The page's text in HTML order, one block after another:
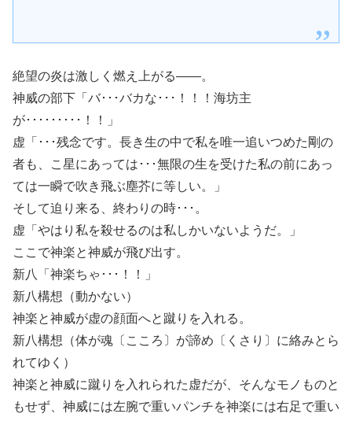
絶望の炎は激しく燃え上がる――。
神威の部下「バ･･･バカな･･･！！！海坊主
が･････････！！」
虚「･･･残念です。長き生の中で私を唯一追いつめた剛の
者も、こ星にあっては･･･無限の生を受けた私の前にあっ
ては一瞬で吹き飛ぶ塵芥に等しい。」
そして迫り来る、終わりの時･･･。
虚「やはり私を殺せるのは私しかいないようだ。」
ここで神楽と神威が飛び出す。
新八「神楽ちゃ･･･！！」
新八構想（動かない）
神楽と神威が虚の顔面へと蹴りを入れる。
新八構想（体が魂〔こころ〕が諦め〔くさり〕に絡みとら
れてゆく）
神楽と神威に蹴りを入れられた虚だが、そんなモノものと
もせず、神威には左腕で重いパンチを神楽には右足で重い